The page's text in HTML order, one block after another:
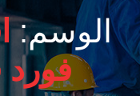
الوسم:
فورد